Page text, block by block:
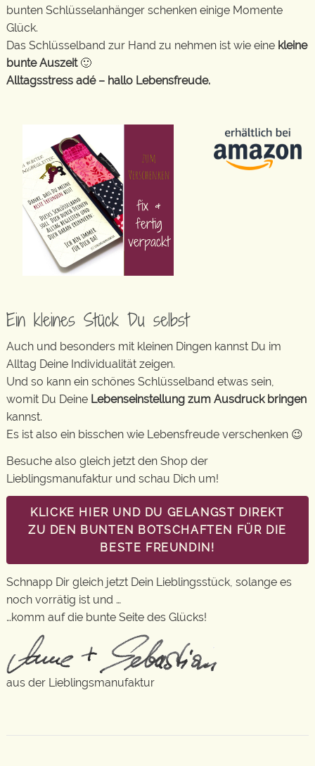
bunten Schlüsselanhänger schenken einige Momente
Glück.
Das Schlüsselband zur Hand zu nehmen ist wie eine kleine
bunte Auszeit🙂
Alltagsstress adé – hallo Lebensfreude.
Ein kleines Stück Du selbst
Auch und besonders mit kleinen Dingen kannst Du im
Alltag Deine Individualität zeigen.
Und so kann ein schönes Schlüsselband etwas sein,
womit Du Deine Lebenseinstellung zum Ausdruck bringen
kannst.
Es ist also ein bisschen wie Lebensfreude verschenken 😉
Besuche also gleich jetzt den Shop der
Lieblingsmanufaktur und schau Dich um!
KLICKE HIER UND DU GELANGST DIREKT
ZU DEN BUNTEN BOTSCHAFTEN FÜR DIE
BESTE FREUNDIN!
Schnapp Dir gleich jetzt Dein Lieblingsstück, solange es
noch vorrätig ist und …
…komm auf die bunte Seite des Glücks!
aus der Lieblingsmanufaktur